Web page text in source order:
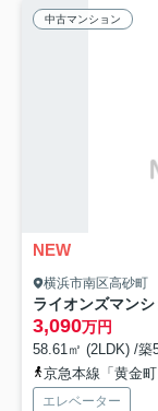
中古マンション
NEW
横浜市南区高砂町
ライオンズマン
3,090万円
58.61㎡ (2LDK) /築
京急本線「黄金
エレベーター